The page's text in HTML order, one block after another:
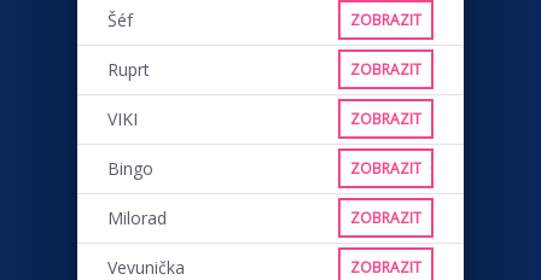
Šéf ZOBRAZIT
Ruprt ZOBRAZIT
VIKI ZOBRAZIT
Bingo ZOBRAZIT
Milorad ZOBRAZIT
Vevunička ZOBRAZIT